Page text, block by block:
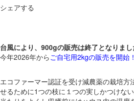
シェアする
台風により、900gの販売は終了となりまし
今年2026年から ご自宅用2kgの販売を開始
エコファーマー認証を受け減農薬の栽培方
せるために1つの枝に１つの実しかつけな